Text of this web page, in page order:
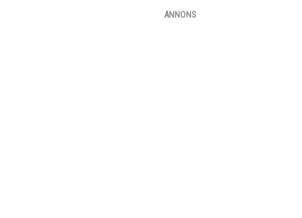
ANNONS